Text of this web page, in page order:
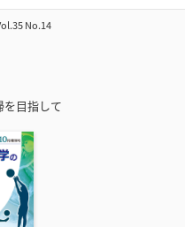
No.14
を目指して